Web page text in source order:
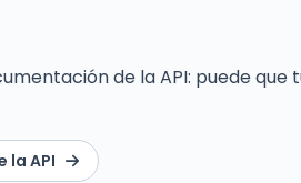
de la API: puede
la API